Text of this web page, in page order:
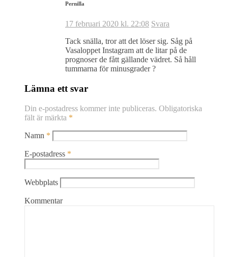
Pernilla
17 februari 2020 kl. 22:08 Svara
Tack snälla, tror att det löser sig. Såg på
Vasaloppet Instagram att de litar på de
prognoser de fått gällande vädret. Så håll
tummarna för minusgrader ?
Lämna ett svar
Din e-postadress kommer inte publiceras. Obligatoriska
fält är märkta *
Namn *
E-postadress *
Webbplats
Kommentar